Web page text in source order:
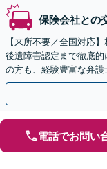
保険会社との
【来所不要／全国対応
後遺障害認定まで徹底
の方も、経験豊富な弁
13拠点】お気軽にご相
電話でお問い